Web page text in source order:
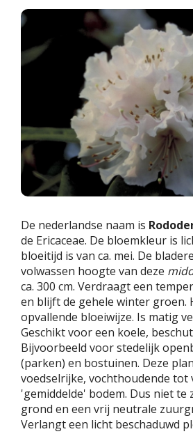
De nederlandse naam is
de Ericaceae. De bloemkleur is
bloeitijd is van ca. mei. De
volwassen hoogte van deze
ca. 300 cm. Verdraagt een
en blijft de gehele winter groen.
opvallende bloeiwijze. Is matig
Geschikt voor een koele,
Bijvoorbeeld voor stedelijk
(parken) en bostuinen. Deze
voedselrijke, vochthoudende tot
'gemiddelde' bodem. Dus niet te
grond en een vrij neutrale
Verlangt een licht beschaduwd